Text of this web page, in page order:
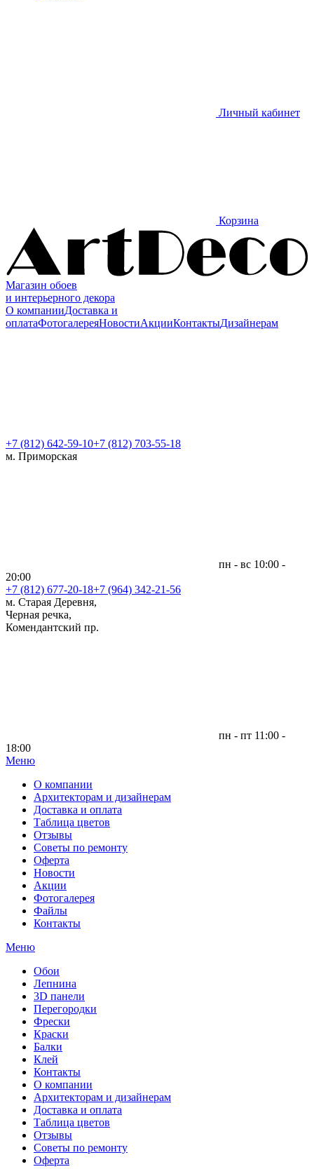
Личный кабинет
Корзина
Магазин обоев
и интерьерного декора
О компанииДоставка и
оплатаФотогалереяНовостиАкцииКонтактыДизайнерам
+7 (812) 642-59-10+7 (812) 703-55-18
м. Приморская
пн - вс 10:00 -
20:00
+7 (812) 677-20-18+7 (964) 342-21-56
м. Старая Деревня,
Черная речка,
Комендантский пр.
пн - пт 11:00 -
18:00
Меню|
О компании
Архитекторам и дизайнерам
Доставка и оплата
Таблица цветов
Отзывы
Советы по ремонту
Оферта
Новости
Акции
Фотогалерея
Файлы
Контакты
Меню
Обои
Лепнина
3D панели
Перегородки
Фрески
Краски
Балки
Клей
Контакты
О компании
Архитекторам и дизайнерам
Доставка и оплата
Таблица цветов
Отзывы
Советы по ремонту
Оферта